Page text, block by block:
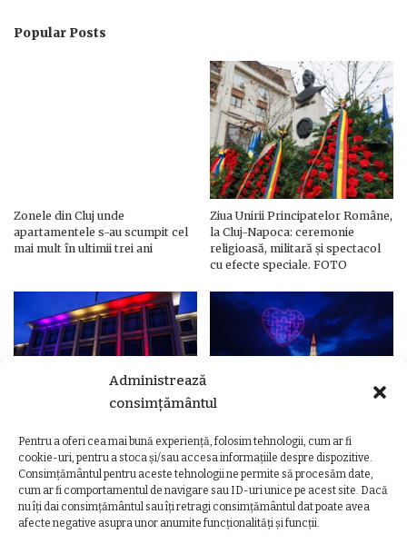
Administrează
consimțământul
Pentru a oferi cea mai bună experiență, folosim tehnologii, cum ar fi
cookie-uri, pentru a stoca și/sau accesa informațiile despre dispozitive.
Consimțământul pentru aceste tehnologii ne permite să procesăm date,
cum ar fi comportamentul de navigare sau ID-uri unice pe acest site. Dacă
nu îți dai consimțământul sau îți retragi consimțământul dat poate avea
afecte negative asupra unor anumite funcționalități și funcții.
Popular Posts
Zonele din Cluj unde
apartamentele s-au scumpit cel
mai mult în ultimii trei ani
Ziua Unirii Principatelor Române,
la Cluj-Napoca: ceremonie
religioasă, militară și spectacol
cu efecte speciale. FOTO
Ziua Unirii Principatelor Române
– Clădiri și poduri din Cluj,
iluminate în culorile drapelului
Ziua Unirii la Cluj-Napoca.
Programul complet al
evenimentelor